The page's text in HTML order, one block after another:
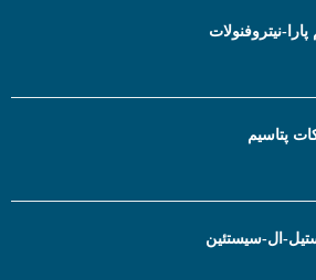
نیتروفنولات
پتاسیم
ال-سیستئین